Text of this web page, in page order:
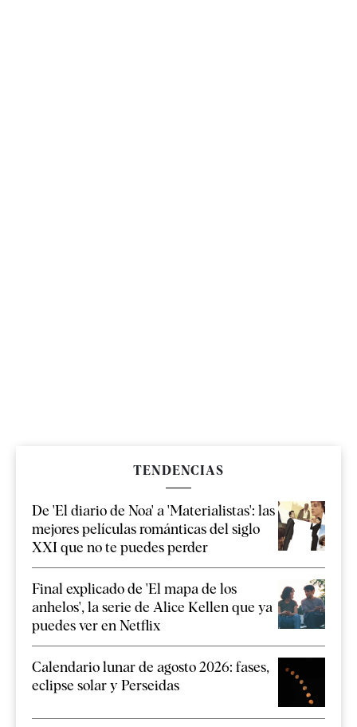
TENDENCIAS
De 'El diario de Noa' a 'Materialistas': las
mejores películas románticas del siglo
XXI que no te puedes perder
Final explicado de 'El mapa de los
anhelos', la serie de Alice Kellen que ya
puedes ver en Netflix
Calendario lunar de agosto 2026: fases,
eclipse solar y Perseidas